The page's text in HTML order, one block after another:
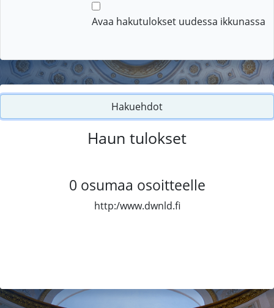
Avaa hakutulokset uudessa ikkunassa
Hakuehdot
Haun tulokset
0 osumaa osoitteelle
http:/www.dwnld.fi